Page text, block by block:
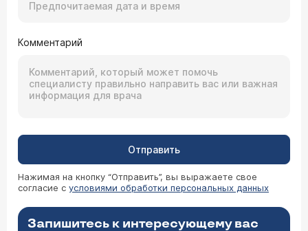
Комментарий
Отправить
Нажимая на кнопку “Отправить”, вы выражаете свое
согласие с условиями обработки персональных данных
Запишитесь к интересующему вас